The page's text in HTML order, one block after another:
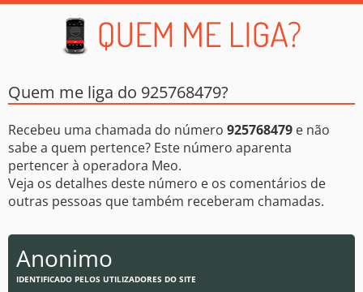
Quem me liga do 925768479?
Recebeu uma chamada do número 925768479 e não
sabe a quem pertence? Este número aparenta
pertencer à operadora Meo.
Veja os detalhes deste número e os comentários de
outras pessoas que também receberam chamadas.
Anonimo
IDENTIFICADO PELOS UTILIZADORES DO SITE